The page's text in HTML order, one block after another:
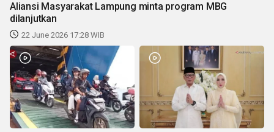
Aliansi Masyarakat Lampung minta program MBG
dilanjutkan
22 June 2026 17:28 WIB